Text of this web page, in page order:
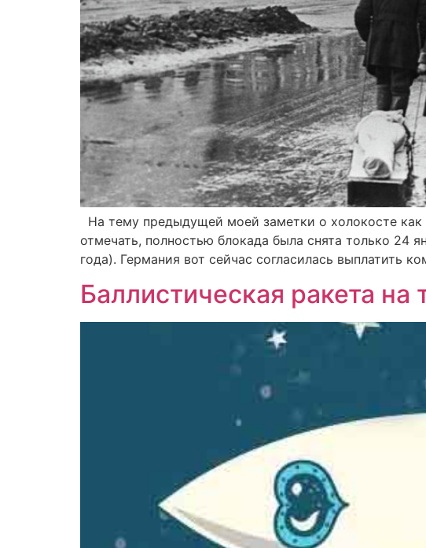
На тему предыдущей моей заметки о холокосте как
отмечать, полностью блокада была снята только 24
года). Германия вот сейчас согласилась выплатить
Баллистическая ракета